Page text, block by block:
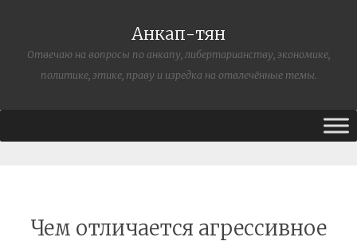
Анкап-тян
Отвечаю на вопросы по анкапу, либертарианству, экономике,
политике, этике, праву и изредка на отвлечённые темы.
Чем отличается агрессивное